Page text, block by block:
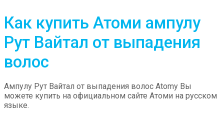
Как купить Атоми ампулу
Рут Вайтал от выпадения
волос
Ампулу Рут Вайтал от выпадения волос Atomy Вы
можете купить на официальном сайте Атоми на русском
языке.